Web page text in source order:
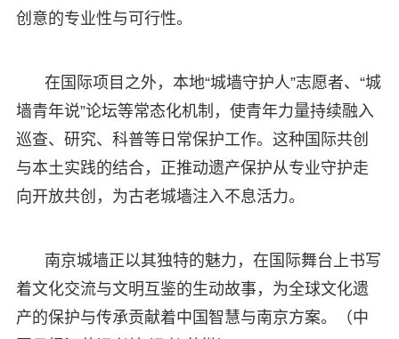
创意的专业性与可行性。
在国际项目之外，本地“城墙守护人”志愿者、“城
墙青年说”论坛等常态化机制，使青年力量持续融入
巡查、研究、科普等日常保护工作。这种国际共创
与本土实践的结合，正推动遗产保护从专业守护走
向开放共创，为古老城墙注入不息活力。
南京城墙正以其独特的魅力，在国际舞台上书写
着文化交流与文明互鉴的生动故事，为全球文化遗
产的保护与传承贡献着中国智慧与南京方案。（中